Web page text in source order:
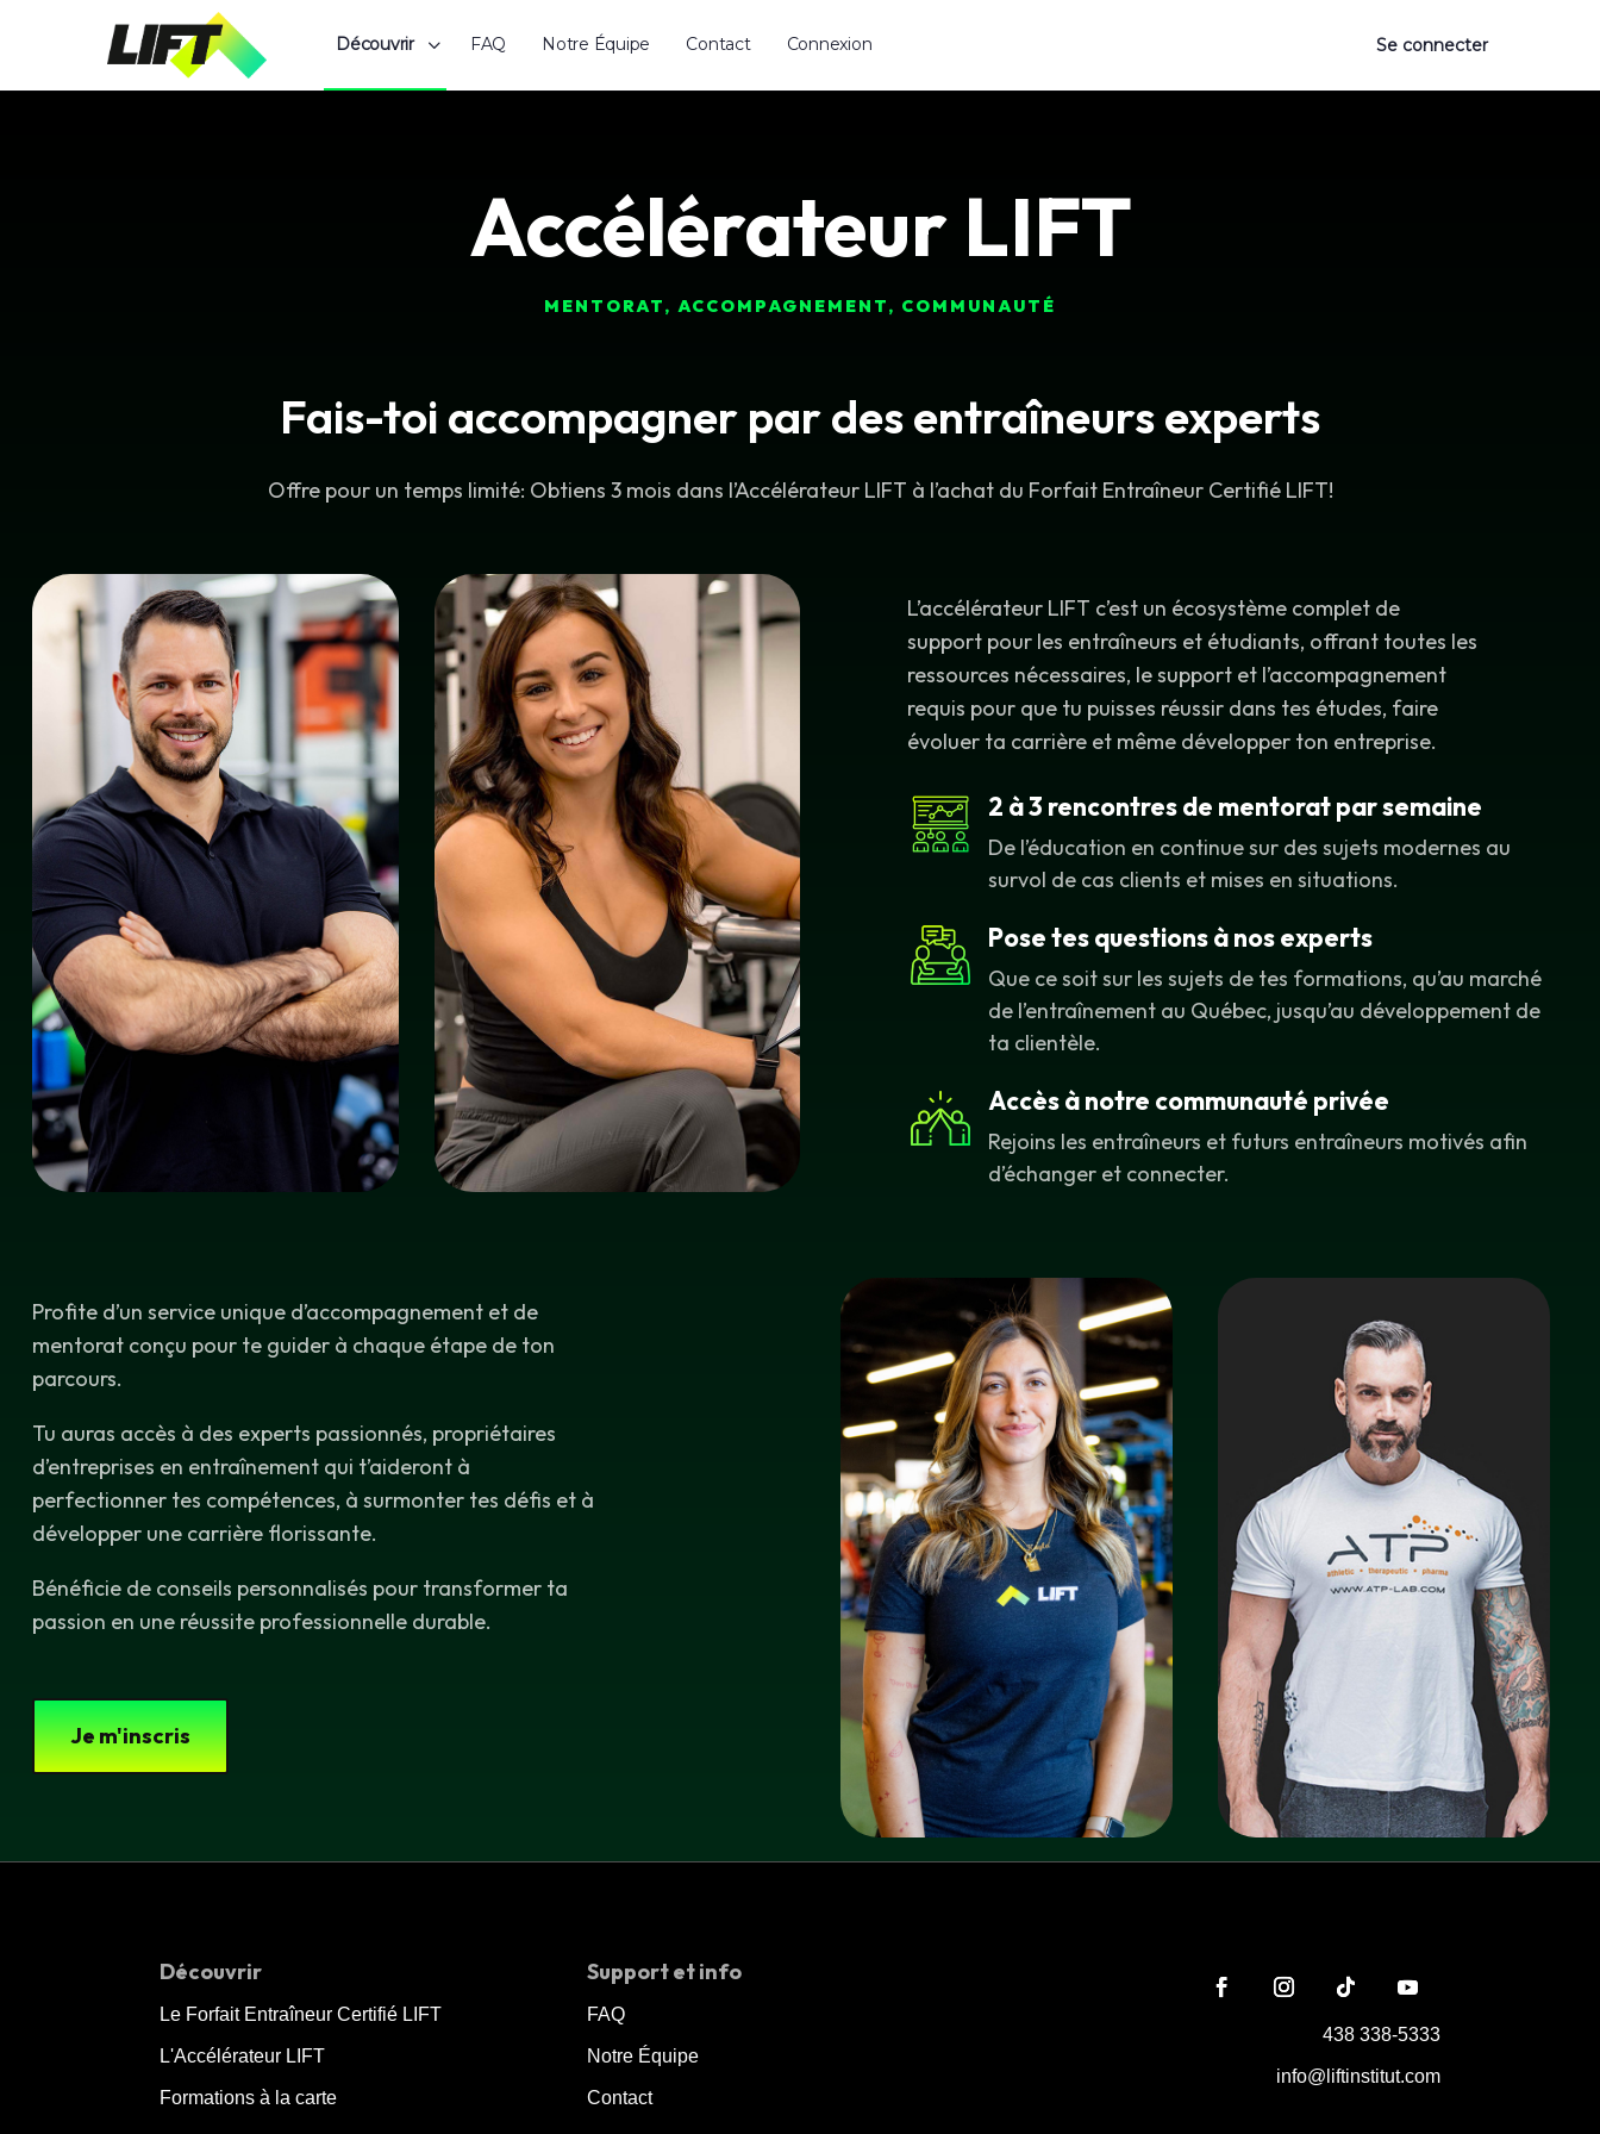
Découvrir FAQ Notre Équipe Contact Connexion Se connecter
Accélérateur LIFT
MENTORAT, ACCOMPAGNEMENT, COMMUNAUTÉ
Fais-toi accompagner par des entraîneurs experts
Offre pour un temps limité: Obtiens 3 mois dans l’Accélérateur LIFT à l’achat du Forfait Entraîneur Certifié LIFT!
L’accélérateur LIFT c’est un écosystème complet de
support pour les entraîneurs et étudiants, offrant toutes les
ressources nécessaires, le support et l’accompagnement
requis pour que tu puisses réussir dans tes études, faire
évoluer ta carrière et même développer ton entreprise.
2 à 3 rencontres de mentorat par semaine
De l’éducation en continue sur des sujets modernes au
survol de cas clients et mises en situations.
Pose tes questions à nos experts
Que ce soit sur les sujets de tes formations, qu’au marché
de l’entraînement au Québec, jusqu’au développement de
ta clientèle.
Accès à notre communauté privée
Rejoins les entraîneurs et futurs entraîneurs motivés afin
d’échanger et connecter.
Profite d’un service unique d’accompagnement et de
mentorat conçu pour te guider à chaque étape de ton
parcours.
Tu auras accès à des experts passionnés, propriétaires
d’entreprises en entraînement qui t’aideront à
perfectionner tes compétences, à surmonter tes défis et à
développer une carrière florissante.
Bénéficie de conseils personnalisés pour transformer ta
passion en une réussite professionnelle durable.
Je m'inscris
Découvrir
Le Forfait Entraîneur Certifié LIFT
L'Accélérateur LIFT
Formations à la carte
Support et info
FAQ
Notre Équipe
Contact
438 338-5333
info@liftinstitut.com